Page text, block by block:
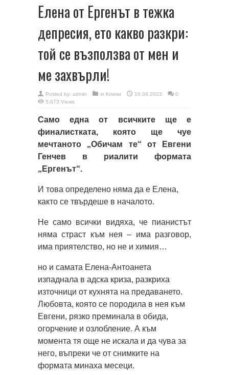
Елена от Ергенът в тежка
депресия, ето какво разкри:
той се възползва от мен и
ме захвърли!
Posted by: admin in Клюки 16.04.2023
0
5,673 Views
Само една от всичките ще е
финалистката, която ще чуе
мечтаното „Обичам те“ от Евгени
Генчев в риалити формата
„Ергенът“.
И това определено няма да е Елена,
както се твърдеше в началото.
Не само всички видяха, че пианистът
няма страст към нея – има разговор,
има приятелство, но не и химия…
но и самата Елена-Антоанета
изпаднала в адска криза, разкриха
източници от кухнята на предаването.
Любовта, която се породила в нея към
Евгени, рязко преминала в обида,
огорчение и озлобление. А към
момента тя още не искала и да чува за
него, въпреки че от снимките на
формата минаха месеци.